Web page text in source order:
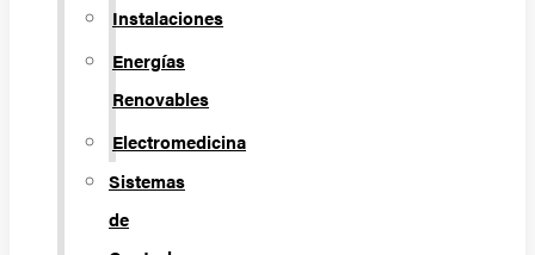
Instalaciones
Energías
Renovables
Electromedicina
Sistemas
de